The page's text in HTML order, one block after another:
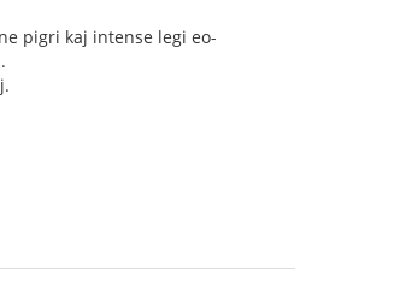
pigri kaj intense legi eo-